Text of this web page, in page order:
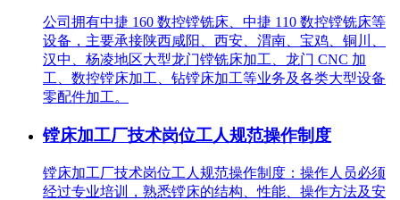
公司拥有中捷 160 数控镗铣床、中捷 110 数控镗铣床等
设备，主要承接陕西咸阳、西安、渭南、宝鸡、铜川、
汉中、杨凌地区大型龙门镗铣床加工、龙门 CNC 加
工、数控镗床加工、钻镗床加工等业务及各类大型设备
零配件加工。
镗床加工厂技术岗位工人规范操作制度
镗床加工厂技术岗位工人规范操作制度：操作人员必须
经过专业培训，熟悉镗床的结构、性能、操作方法及安